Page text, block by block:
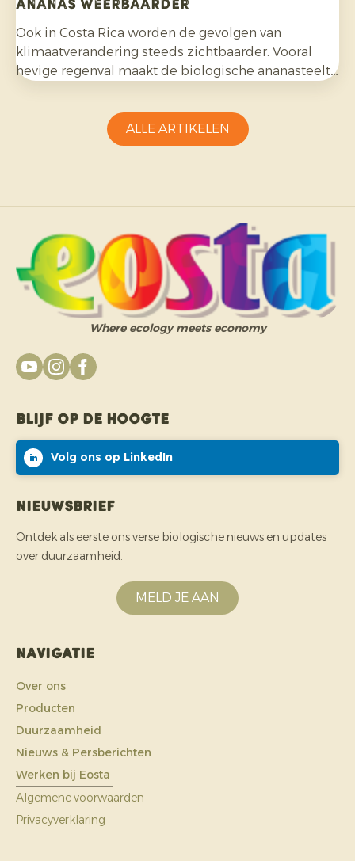
ananas weerbaarder
Ook in Costa Rica worden de gevolgen van
klimaatverandering steeds zichtbaarder. Vooral
hevige regenval maakt de biologische ananasteelt
ALLE ARTIKELEN
Where ecology meets economy
Blijf op de hoogte
Volg ons op LinkedIn
Nieuwsbrief
Ontdek als eerste ons verse biologische nieuws en updates
over duurzaamheid.
MELD JE AAN
Navigatie
Over ons
Producten
Duurzaamheid
Nieuws & Persberichten
Werken bij Eosta
Algemene voorwaarden
Privacyverklaring